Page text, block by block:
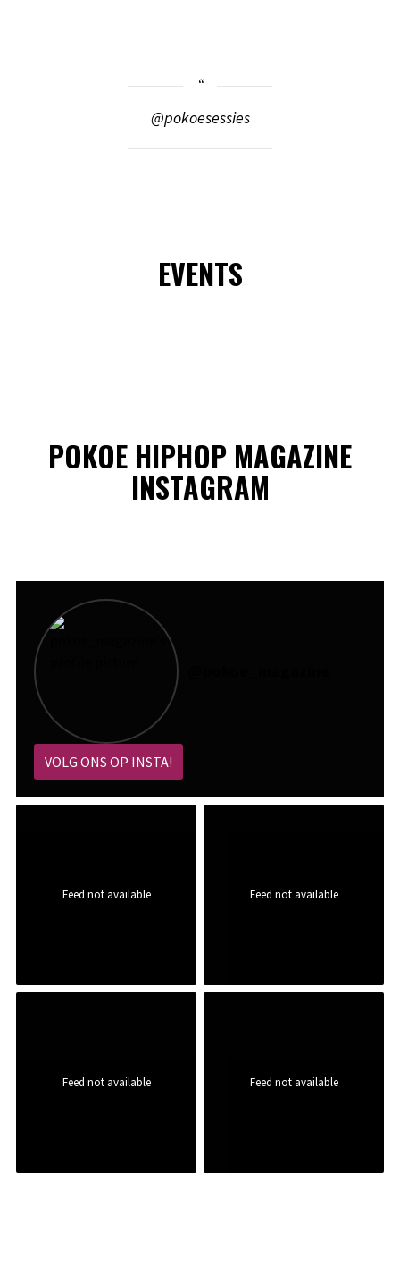
@pokoesessies
EVENTS
POKOE HIPHOP MAGAZINE
INSTAGRAM
VOLG ONS OP INSTA!
Feed not available Feed not available
Feed not available Feed not available